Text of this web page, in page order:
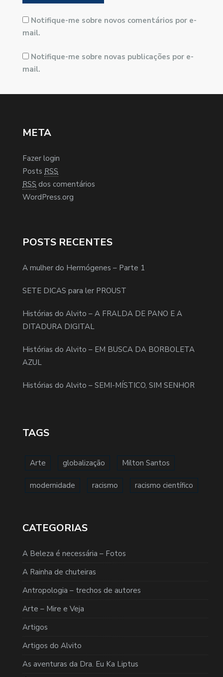
Notifique-me sobre novos comentários por e-
mail.
Notifique-me sobre novas publicações por e-
mail.
META
Fazer login
Posts RSS
RSS dos comentários
WordPress.org
POSTS RECENTES
A mulher do Hermógenes – Parte 1
SETE DICAS para ler PROUST
Histórias do Alvito – A FRALDA DE PANO E A
DITADURA DIGITAL
Histórias do Alvito – EM BUSCA DA BORBOLETA
AZUL
Histórias do Alvito – SEMI-MÍSTICO, SIM SENHOR
TAGS
Arte globalização Milton Santos
modernidade racismo racismo científico
CATEGORIAS
A Beleza é necessária – Fotos
A Rainha de chuteiras
Antropologia – trechos de autores
Arte – Mire e Veja
Artigos
Artigos do Alvito
As aventuras da Dra. Eu Ka Liptus